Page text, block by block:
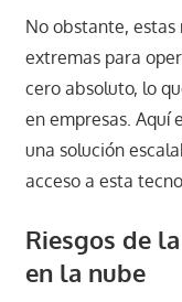
No obstante, estas
extremas para
cero absoluto, lo
en empresas. Aquí
una solución
acceso a esta
Riesgos de
en la nube